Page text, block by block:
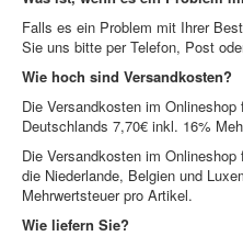
Falls es ein Problem mit Ihrer
Sie uns bitte per Telefon, Post
Wie hoch sind Versandkosten?
Die Versandkosten im
Deutschlands 7,70€ inkl. 16%
Die Versandkosten im
die Niederlande, Belgien und
Mehrwertsteuer pro Artikel.
Wie liefern Sie?